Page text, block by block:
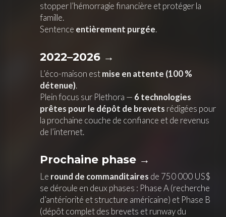
stopper l’hémorragie financière et protéger la
famille.
Sentence entièrement purgée.
2022–2026 →
L’éco-maison est mise en attente (100 %
détenue).
Plein focus sur Plethora — 6 technologies
prêtes pour le dépôt de brevets rédigées pour
la prochaine couche de confiance et de revenus
de l’internet.
Prochaine phase →
Le round de commanditaires de 750 000 US$
se déroule en deux phases : Phase A (recherche
d’antériorité et structure américaine) et Phase B
(dépôt complet des brevets et runway du